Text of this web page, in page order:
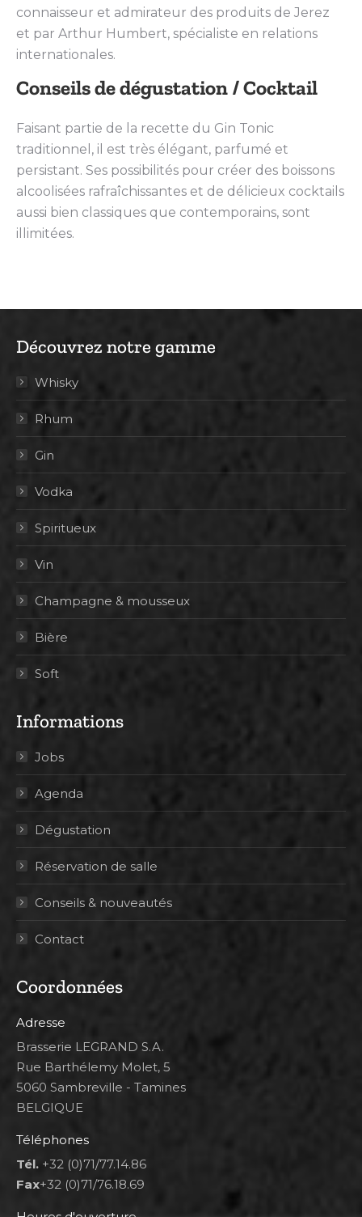
connaisseur et admirateur des produits de Jerez
et par Arthur Humbert, spécialiste en relations
internationales.
Conseils de dégustation / Cocktail
Faisant partie de la recette du Gin Tonic
traditionnel, il est très élégant, parfumé et
persistant. Ses possibilités pour créer des boissons
alcoolisées rafraîchissantes et de délicieux cocktails
aussi bien classiques que contemporains, sont
illimitées.
Découvrez notre gamme
Whisky
Rhum
Gin
Vodka
Spiritueux
Vin
Champagne & mousseux
Bière
Soft
Informations
Jobs
Agenda
Dégustation
Réservation de salle
Conseils & nouveautés
Contact
Coordonnées
Adresse
Brasserie LEGRAND S.A.
Rue Barthélemy Molet, 5
5060 Sambreville - Tamines
BELGIQUE
Téléphones
Tél. +32 (0)71/77.14.86
Fax+32 (0)71/76.18.69